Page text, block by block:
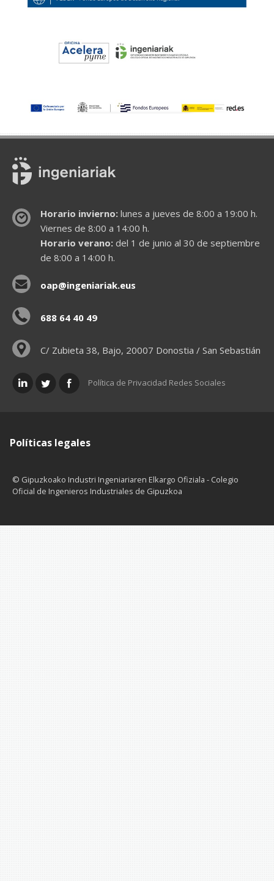
Horario invierno:lunes a jueves de 8:00 a 19:00 h.
Viernes de 8:00 a 14:00 h.
Horario verano:del 1 de junio al 30 de septiembre
de 8:00 a 14:00 h.
oap@ingeniariak.eus
688 64 40 49
C/ Zubieta 38, Bajo, 20007 Donostia / San Sebastián
Política de Privacidad Redes Sociales
Políticas legales
© Gipuzkoako Industri Ingeniariaren Elkargo Ofiziala - Colegio
Oficial de Ingenieros Industriales de Gipuzkoa